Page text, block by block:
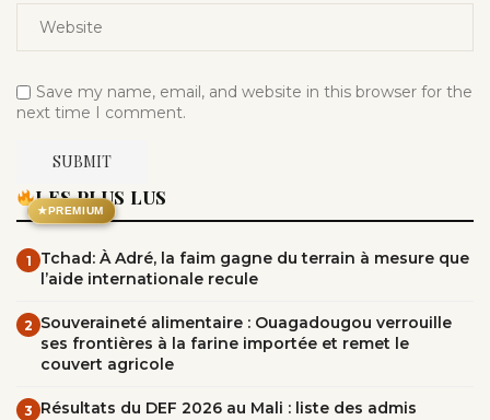
Save my name, email, and website in this browser for the
next time I comment.
★PREMIUM
LES PLUS LUS
1
Tchad: À Adré, la faim gagne du terrain à mesure que
l’aide internationale recule
2 Souveraineté alimentaire : Ouagadougou verrouille
ses frontières à la farine importée et remet le
couvert agricole
3 Résultats du DEF 2026 au Mali : liste des admis